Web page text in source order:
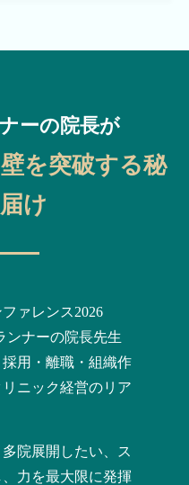
ーの院長が
壁を突破する秘
け
ァレンス2026
ンナーの院長先生
用・離職・組織作
ニック経営のリア
院展開したい、ス
力を最大限に発揮